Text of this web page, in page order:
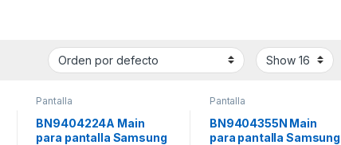
Pantalla
BN9404224A Main
para pantalla Samsung
Pantalla
BN9404355N Main
para pantalla Samsung